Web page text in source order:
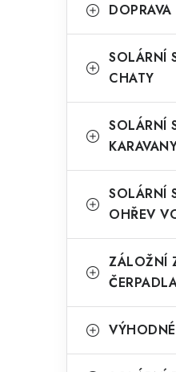
o
t
n
í
a
kategorie
a
g
SOLÁRNÍ
CHATY
SOLÁRNÍ
SOLÁRNÍ
OHŘEV
ZÁLOŽNÍ